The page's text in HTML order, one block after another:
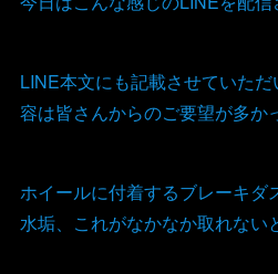
LINE本文にも記載させていた
容は皆さんからのご要望が多か
ホイールに付着するブレーキダ
水垢、これがなかなか取れない